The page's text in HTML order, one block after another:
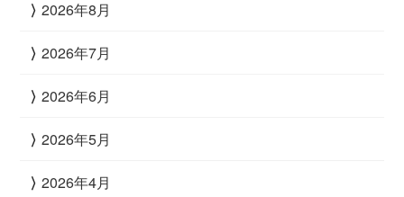
2026年8月
2026年7月
2026年6月
2026年5月
2026年4月